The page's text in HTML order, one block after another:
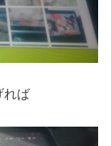
れば